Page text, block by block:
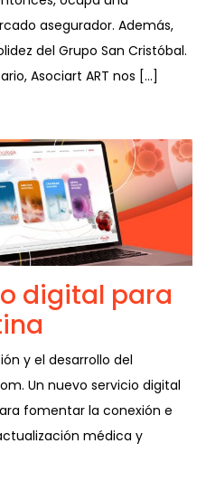
asegurador. Además,
del Grupo San Cristóbal.
Asociart ART nos […]
digital para
y el desarrollo del
Un nuevo servicio digital
fomentar la conexión e
médica y